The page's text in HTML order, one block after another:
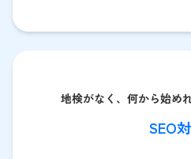
地検がなく、何から始め
SEO